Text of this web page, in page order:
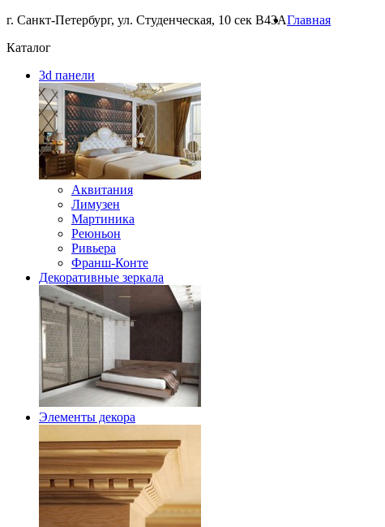
г. Санкт-Петербург, ул. Студенческая, 10 сек В43АГлавная
Каталог
3d панели
Аквитания
Лимузен
Мартиника
Реюньон
Ривьера
Франш-Конте
Декоративные зеркала
Элементы декора